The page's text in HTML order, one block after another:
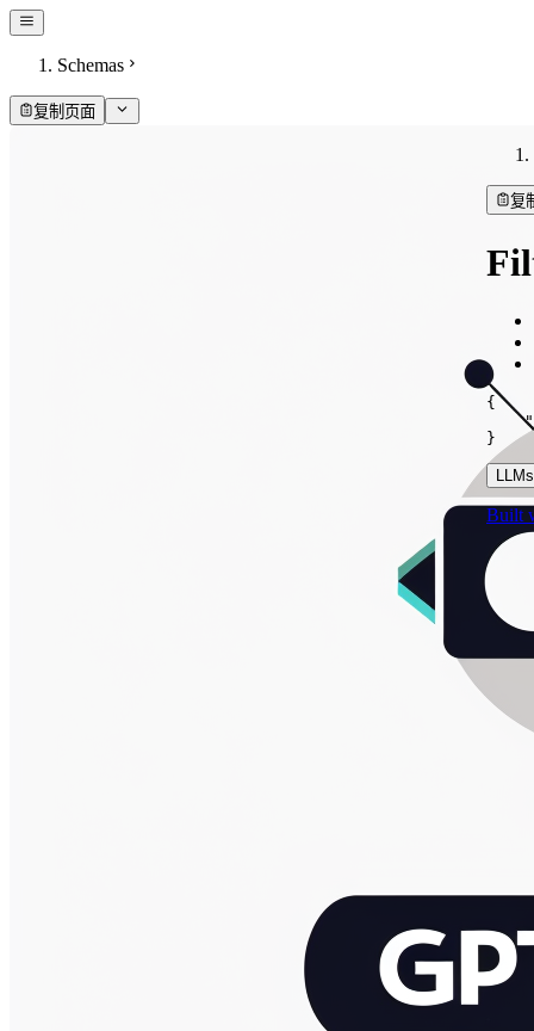
Schemas
复制页面
复
{
}
Built